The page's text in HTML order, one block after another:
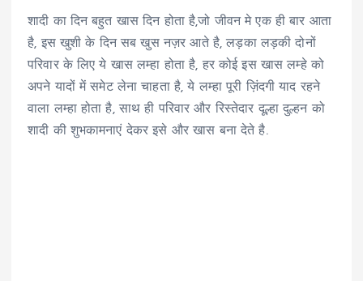
शादी का दिन बहुत खास दिन होता है,जो जीवन मे एक ही बार आता
है, इस खुशी के दिन सब खुस नज़र आते है, लड़का लड़की दोनों
परिवार के लिए ये खास लम्हा होता है, हर कोई इस खास लम्हे को
अपने यादों में समेट लेना चाहता है, ये लम्हा पूरी ज़िंदगी याद रहने
वाला लम्हा होता है, साथ ही परिवार और रिस्तेदार दूल्हा दुल्हन को
शादी की शुभकामनाएं देकर इसे और खास बना देते है.